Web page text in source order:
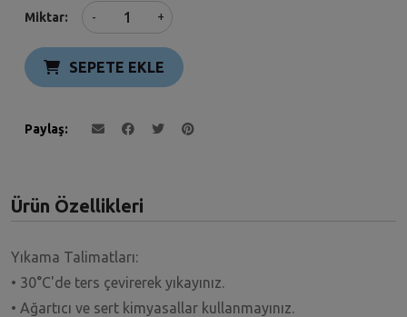
Miktar - +
SEPETE EKLE
Paylaş
Ürün Özellikleri
Yıkama Talimatları:
• 30°C'de ters çevirerek yıkayınız.
• Ağartıcı ve sert kimyasallar kullanmayınız.